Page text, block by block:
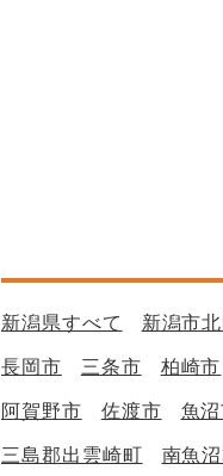
新潟県すべて 新潟市
長岡市 三条市 柏崎市
阿賀野市 佐渡市 魚
三島郡出雲崎町 南魚